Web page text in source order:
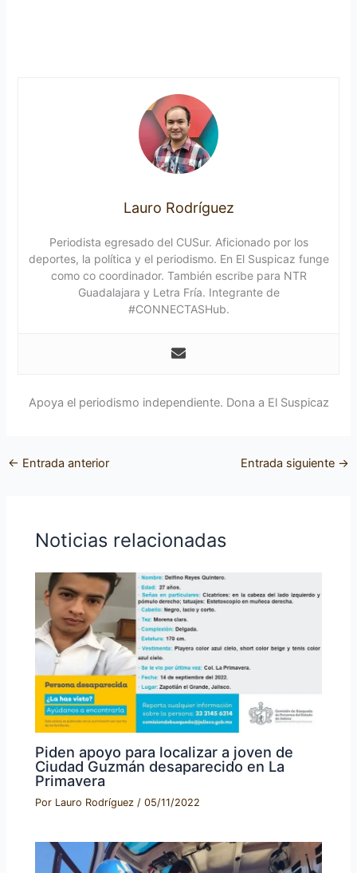
Lauro Rodríguez
Periodista egresado del CUSur. Aficionado por los
deportes, la política y el periodismo. En El Suspicaz funge
como co coordinador. También escribe para NTR
Guadalajara y Letra Fría. Integrante de
#CONNECTASHub.
Apoya el periodismo independiente. Dona a El Suspicaz
← Entrada anterior Entrada siguiente →
Noticias relacionadas
Piden apoyo para localizar a joven de
Ciudad Guzmán desaparecido en La
Primavera
Por Lauro Rodríguez /05/11/2022